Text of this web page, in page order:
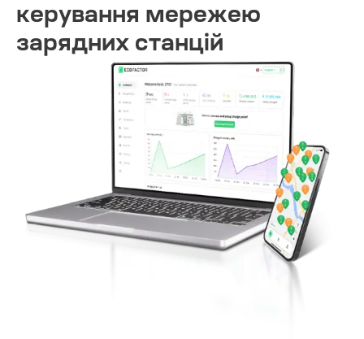
керування мережею
зарядних станцій